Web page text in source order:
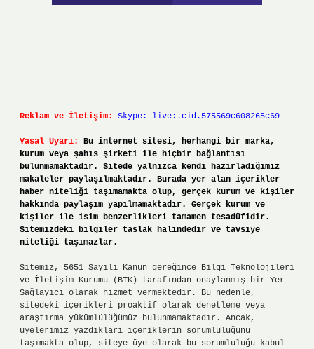
Reklam ve İletişim: Skype: live:.cid.575569c608265c69
Yasal Uyarı:
Bu internet sitesi, herhangi bir marka,
kurum veya şahıs şirketi ile hiçbir bağlantısı
bulunmamaktadır. Sitede yalnızca kendi hazırladığımız
makaleler paylaşılmaktadır. Burada yer alan içerikler
haber niteliği taşımamakta olup, gerçek kurum ve kişiler
hakkında paylaşım yapılmamaktadır. Gerçek kurum ve
kişiler ile isim benzerlikleri tamamen tesadüfidir.
Sitemizdeki bilgiler taslak halindedir ve tavsiye
niteliği taşımazlar.
Sitemiz, 5651 Sayılı Kanun gereğince Bilgi Teknolojileri
ve İletişim Kurumu (BTK) tarafından onaylanmış bir Yer
Sağlayıcı olarak hizmet vermektedir. Bu nedenle,
sitedeki içerikleri proaktif olarak denetleme veya
araştırma yükümlülüğümüz bulunmamaktadır. Ancak,
üyelerimiz yazdıkları içeriklerin sorumluluğunu
taşımakta olup, siteye üye olarak bu sorumluluğu kabul